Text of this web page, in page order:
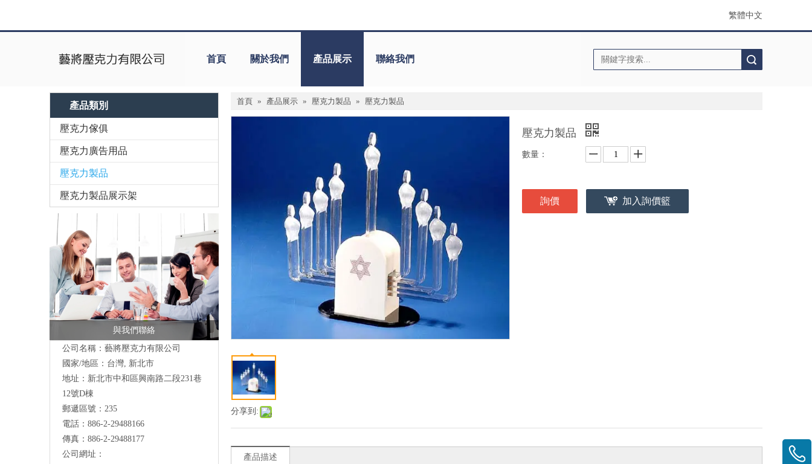
繁體中文
首頁 關於我們 產品展示 聯絡我們
產品類別
壓克力傢俱
壓克力廣告用品
壓克力製品
壓克力製品展示架
與我們聯絡
公司名稱：藝將壓克力有限公司
國家/地區：台灣, 新北市
地址：新北市中和區興南路二段231巷
12號D棟
郵遞區號：235
電話：886-2-29488166
傳真：886-2-29488177
公司網址：
首頁 » 產品展示 » 壓克力製品 » 壓克力製品
分享到:
壓克力製品
數量：
詢價 加入詢價籃
產品描述